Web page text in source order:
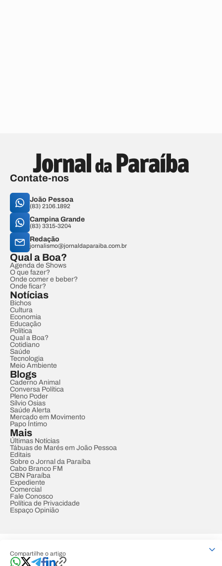
Compartilhe o artigo
Contate-nos
João Pessoa
(83) 2106.1892
Campina Grande
(83) 3315-3204
Redação
jornalismo@jornaldaparaiba.com.br
Qual a Boa?
Agenda de Shows
O que fazer?
Onde comer e beber?
Onde ficar?
Notícias
Bichos
Cultura
Economia
Educação
Política
Qual a Boa?
Cotidiano
Saúde
Tecnologia
Meio Ambiente
Blogs
Caderno Animal
Conversa Política
Pleno Poder
Sílvio Osias
Saúde Alerta
Mercado em Movimento
Papo Íntimo
Mais
Últimas Notícias
Tábuas de Marés em João Pessoa
Editais
Sobre o Jornal da Paraíba
Cabo Branco FM
CBN Paraíba
Expediente
Comercial
Fale Conosco
Política de Privacidade
Espaço Opinião
Developed by Designed by